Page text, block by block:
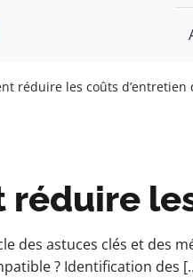
réduire les coûts d’entretien
réduire
des astuces clés et des
? Identification des